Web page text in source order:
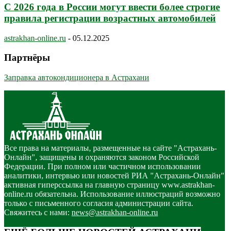
С 2026 года в России могут ввести более строгие
правила регистрации возрастных автомобилей
astrakhan-online.ru - 05.12.2025
Партнёры
Заправка автокондиционера в Астрахани
Все права на материалы, размещенные на сайте "Астрахань-
Онлайн", защищены и охраняются законом Российской
Федерации. При полном или частичном использовании
аналитики, интервью или новостей РИА "Астрахань-Онлайн"
активная гиперссылка на главную страницу www.astrakhan-
online.ru обязательна. Использование иллюстраций возможно
только с письменного согласия администрации сайта.
Свяжитесь с нами: news@astrakhan-online.ru